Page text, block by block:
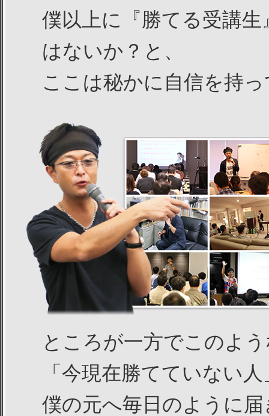
僕以上に『勝てる受講
はないか？と、
ここは秘かに自信を持
ところが一方でこのよ
「今現在勝てていない
僕の元へ毎日のように